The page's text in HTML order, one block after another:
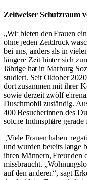
Zeitweiser Schutzraum
„Wir bieten den Frauen
ohne jeden Zeitdruck
bei uns, anders als in
längere Zeit hinter sich
Jährige hat in Marburg
studiert. Seit Oktober
dort zusammen mit ihrer
sowie derzeit zwölf
Duschmobil zuständig.
400 Besucherinnen des
solche Intimsphäre
„Viele Frauen haben
und wurden bereits lange
ihren Männern, Freunden
missbraucht.
auf den anderen“, sagt